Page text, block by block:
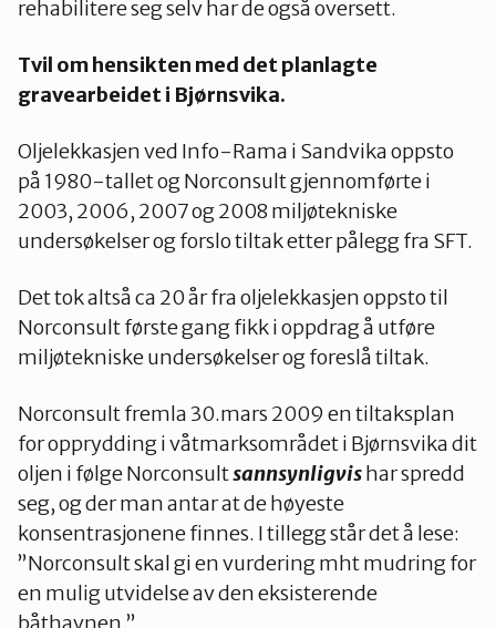
rehabilitere seg selv har de også oversett.
Tvil om hensikten med det planlagte
gravearbeidet i Bjørnsvika.
Oljelekkasjen ved Info-Rama i Sandvika oppsto
på 1980-tallet og Norconsult gjennomførte i
2003, 2006, 2007 og 2008 miljøtekniske
undersøkelser og forslo tiltak etter pålegg fra SFT.
Det tok altså ca 20 år fra oljelekkasjen oppsto til
Norconsult første gang fikk i oppdrag å utføre
miljøtekniske undersøkelser og foreslå tiltak.
Norconsult fremla 30.mars 2009 en tiltaksplan
for opprydding i våtmarksområdet i Bjørnsvika dit
oljen i følge Norconsultsannsynligvishar spredd
seg, og der man antar at de høyeste
konsentrasjonene finnes. I tillegg står det å lese:
”Norconsult skal gi en vurdering mht mudring for
en mulig utvidelse av den eksisterende